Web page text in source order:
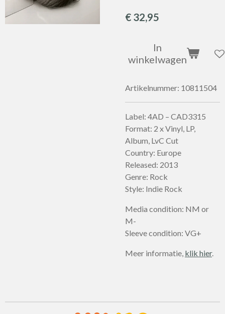
€ 32,95
In
winkelwagen
Artikelnummer: 10811504
Label: 4AD – CAD3315
Format: 2 x Vinyl, LP,
Album, LvC Cut
Country: Europe
Released: 2013
Genre: Rock
Style: Indie Rock
Media condition: NM or
M-
Sleeve condition: VG+
Meer informatie, klik hier.